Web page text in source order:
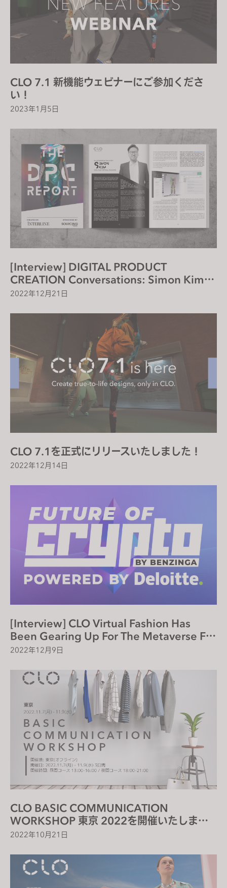
CLO 7.1 新機能ウェビナーにご参加くださ
い！
2023年1月5日
[Interview] DIGITAL PRODUCT
CREATION Conversations: Simon Kim,
CEO, CLO Virtual Fashion
2022年12月21日
CLO 7.1を正式にリリースいたしました！
2022年12月14日
[Interview] CLO Virtual Fashion Has
Been Gearing Up For The Metaverse For
The Past 10 Years
2022年12月9日
CLO BASIC COMMUNICATION
WORKSHOP 東京 2022を開催いたしま
す！
2022年10月21日